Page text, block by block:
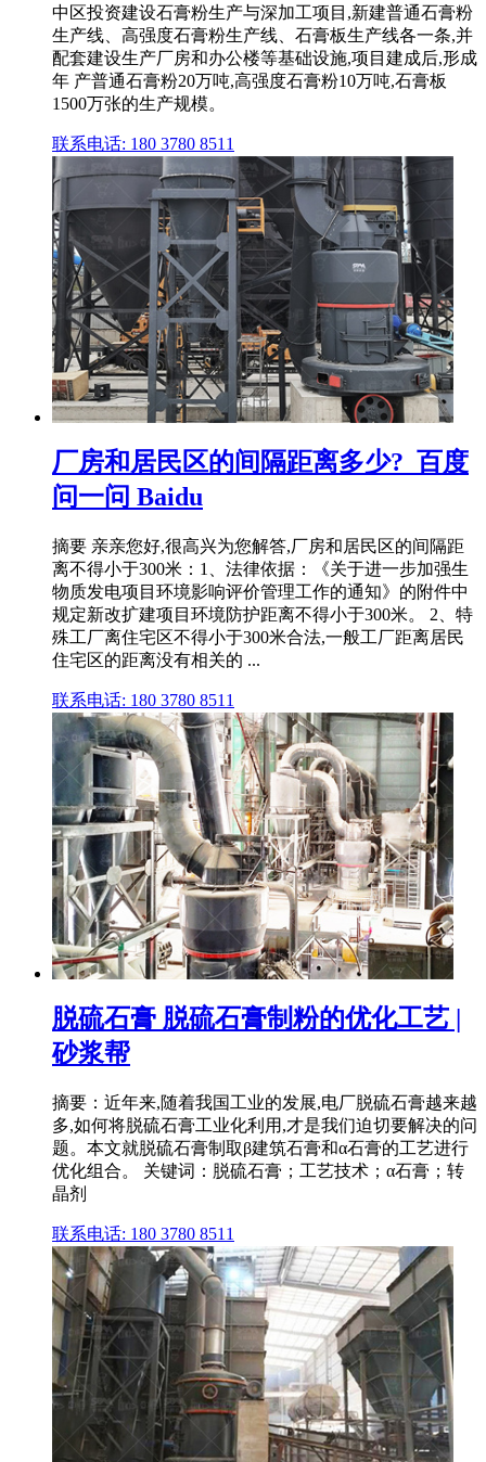
中区投资建设石膏粉生产与深加工项目,新建普通石膏粉
生产线、高强度石膏粉生产线、石膏板生产线各一条,并
配套建设生产厂房和办公楼等基础设施,项目建成后,形成
年 产普通石膏粉20万吨,高强度石膏粉10万吨,石膏板
1500万张的生产规模。
联系电话: 180 3780 8511
厂房和居民区的间隔距离多少?_百度
问一问 Baidu
摘要 亲亲您好,很高兴为您解答,厂房和居民区的间隔距
离不得小于300米：1、法律依据：《关于进一步加强生
物质发电项目环境影响评价管理工作的通知》的附件中
规定新改扩建项目环境防护距离不得小于300米。 2、特
殊工厂离住宅区不得小于300米合法,一般工厂距离居民
住宅区的距离没有相关的 ...
联系电话: 180 3780 8511
脱硫石膏 脱硫石膏制粉的优化工艺 |
砂浆帮
摘要：近年来,随着我国工业的发展,电厂脱硫石膏越来越
多,如何将脱硫石膏工业化利用,才是我们迫切要解决的问
题。本文就脱硫石膏制取β建筑石膏和α石膏的工艺进行
优化组合。 关键词：脱硫石膏；工艺技术；α石膏；转
晶剂
联系电话: 180 3780 8511